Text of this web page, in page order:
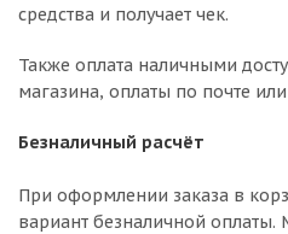
средства и получает чек.
Также оплата наличными
магазина, оплаты по почте
Безналичный расчёт
При оформлении заказа в
вариант безналичной